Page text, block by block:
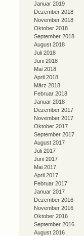
Januar 2019
Dezember 2018
November 2018
Oktober 2018
September 2018
August 2018
Juli 2018
Juni 2018
Mai 2018
April 2018
März 2018
Februar 2018
Januar 2018
Dezember 2017
November 2017
Oktober 2017
September 2017
August 2017
Juli 2017
Juni 2017
Mai 2017
April 2017
Februar 2017
Januar 2017
Dezember 2016
November 2016
Oktober 2016
September 2016
August 2016